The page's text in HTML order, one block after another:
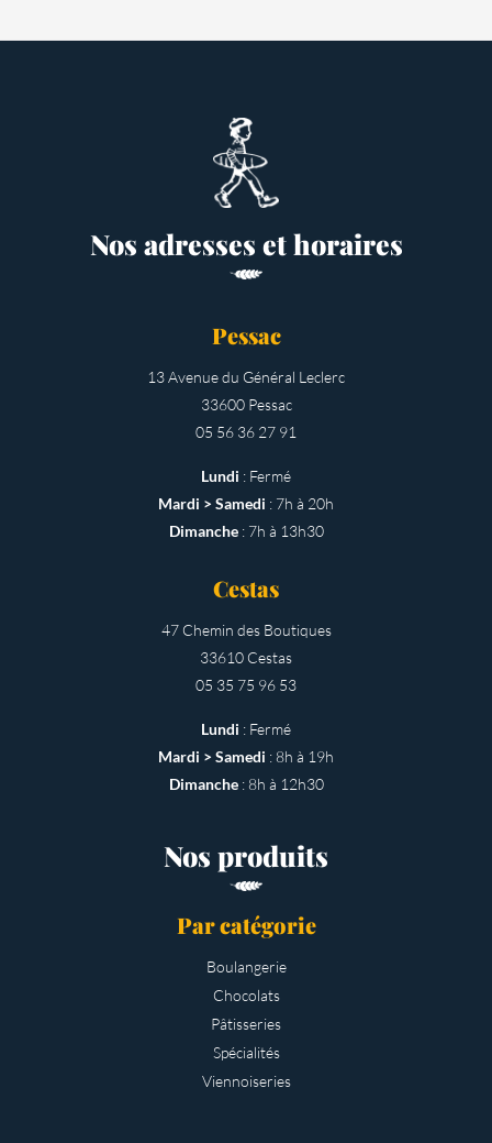
Nos adresses et horaires
Pessac
13 Avenue du Général Leclerc
33600 Pessac
05 56 36 27 91
Lundi : Fermé
Mardi > Samedi : 7h à 20h
Dimanche: 7h à 13h30
Cestas
47 Chemin des Boutiques
33610 Cestas
05 35 75 96 53
Lundi : Fermé
Mardi > Samedi : 8h à 19h
Dimanche: 8h à 12h30
Nos produits
Par catégorie
Boulangerie
Chocolats
Pâtisseries
Spécialités
Viennoiseries